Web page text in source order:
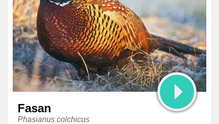
Fasan
Phasianus colchicus
Fasanläte